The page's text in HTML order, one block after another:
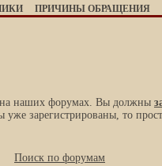
ПРИЧИНЫ ОБРАЩЕНИЯ
на наших форумах. Вы должны
уже зарегистрированы, то
Поиск по форумам